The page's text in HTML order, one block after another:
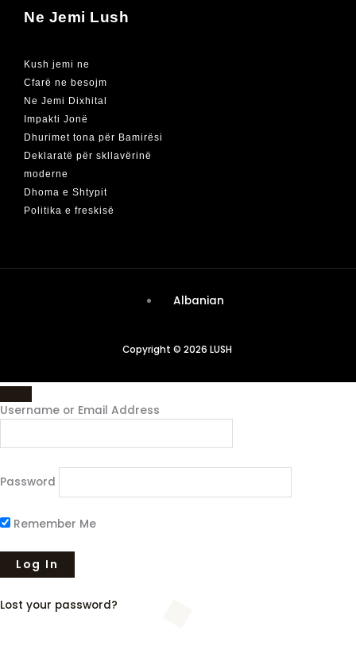
Ne Jemi Lush
Kush jemi ne
Cfarë ne besojm
Ne Jemi Dixhital
Impakti Jonë
Dhurimet tona për Bamirësi
Deklaratë për skllavërinë
moderne
Dhoma e Shtypit
Politika e freskisë
Albanian
Copyright © 2026 LUSH
Username or Email Address
Password
Remember Me
Lost your password?